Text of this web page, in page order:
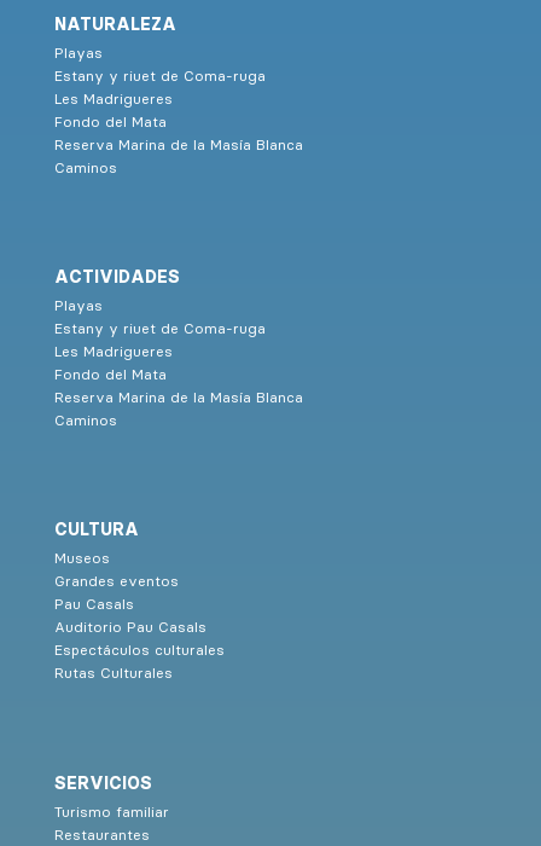
NATURALEZA
Playas
Estany y riuet de Coma-ruga
Les Madrigueres
Fondo del Mata
Reserva Marina de la Masía Blanca
Caminos
ACTIVIDADES
Playas
Estany y riuet de Coma-ruga
Les Madrigueres
Fondo del Mata
Reserva Marina de la Masía Blanca
Caminos
CULTURA
Museos
Grandes eventos
Pau Casals
Auditorio Pau Casals
Espectáculos culturales
Rutas Culturales
SERVICIOS
Turismo familiar
Restaurantes